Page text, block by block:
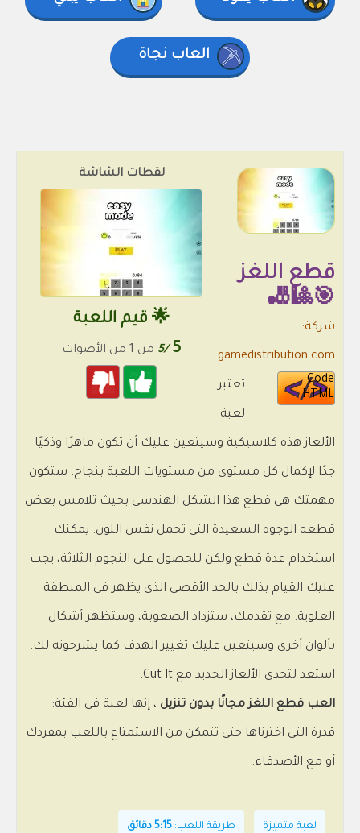
العاب نجاة
لقطات الشاشة
🌟 قيم اللعبة
5
/5 من 1 من الأصوات
قطع اللغز
🎯🎱🎳
شركة:
gamedistribution.com
Code
HTML
تعتبر
لعبة
الألغاز هذه كلاسيكية وسيتعين عليك أن تكون ماهرًا وذكيًا
جدًا لإكمال كل مستوى من مستويات اللعبة بنجاح. ستكون
مهمتك هي قطع هذا الشكل الهندسي بحيث تلامس بعض
قطعه الوجوه السعيدة التي تحمل نفس اللون. يمكنك
استخدام عدة قطع ولكن للحصول على النجوم الثلاثة، يجب
عليك القيام بذلك بالحد الأقصى الذي يظهر في المنطقة
العلوية. مع تقدمك، ستزداد الصعوبة، وستظهر أشكال
بألوان أخرى وسيتعين عليك تغيير الهدف كما يشرحونه لك.
استعد لتحدي الألغاز الجديد مع Cut It.
العب قطع اللغز مجانًا بدون تنزيل ، إنها لعبة في الفئة:
قدرة التي اخترناها حتى تتمكن من الاستمتاع باللعب بمفردك
أو مع الأصدقاء.
لعبة متميزة طريقة اللعب: 5:15 دقائق